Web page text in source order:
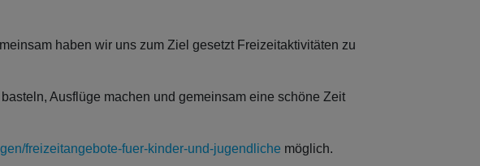
haben wir uns zum Ziel gesetzt Freizeitaktivitäten zu
Ausflüge machen und gemeinsam eine schöne Zeit
freizeitangebote-fuer-kinder-und-jugendliche möglich.